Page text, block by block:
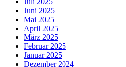
Juli 2025
Juni 2025
Mai 2025
April 2025
März 2025
Februar 2025
Januar 2025
Dezember 2024